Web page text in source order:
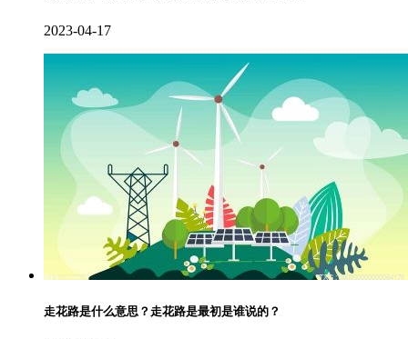
2023-04-17
走花路是什么意思？走花路是最初是谁说的？